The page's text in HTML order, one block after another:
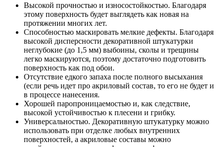
Высокой прочностью и износостойкостью. Благодаря
этому поверхность будет выглядеть как новая на
протяжении многих лет.
Способностью маскировать мелкие дефекты. Благодаря
высокой дисперсности декоративной штукатурки
неглубокие (до 1,5 мм) выбоины, сколы и трещины
легко маскируются, поэтому достаточно подготовить
поверхность как под обои.
Отсутствие едкого запаха после полного высыхания
(если речь идет про акриловый состав, то его не будет и
в процессе нанесения.
Хорошей паропроницаемостью и, как следствие,
высокой устойчивостью к плесени и грибку.
Универсальностью. Декоративную штукатурку можно
использовать при отделке любых внутренних
поверхностей, а акриловые составы можно